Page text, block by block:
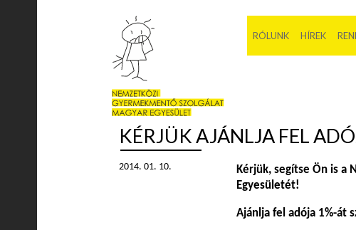
RÓLUNK HÍREK
KÉRJÜK AJÁNLJA FEL
2014. 01. 10.
Kérjük, segítse Ön is a
Egyesületét!
Ajánlja fel adója 1%-át